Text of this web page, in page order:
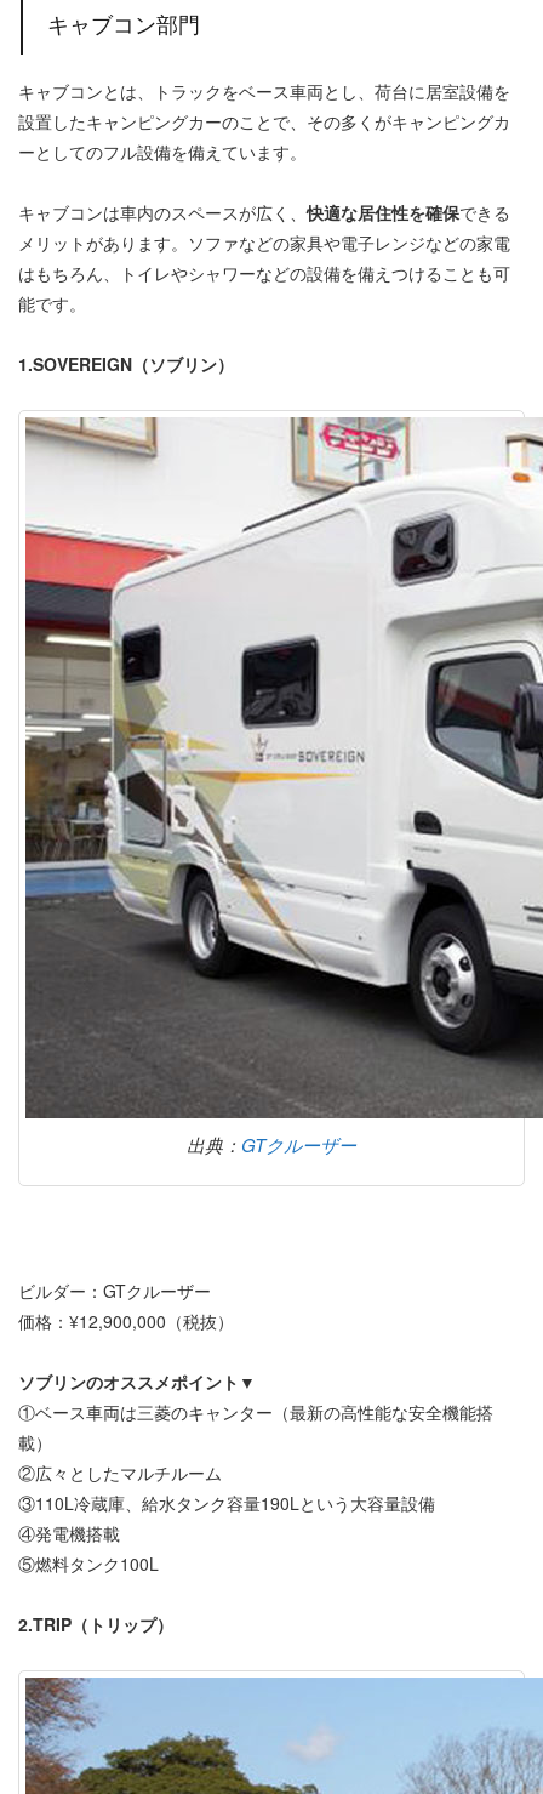
キャブコン部門
キャブコンとは、トラックをベース車両とし、荷台に居室設備を
設置したキャンピングカーのことで、その多くがキャンピングカ
ーとしてのフル設備を備えています。
キャブコンは車内のスペースが広く、快適な居住性を確保できる
メリットがあります。ソファなどの家具や電子レンジなどの家電
はもちろん、トイレやシャワーなどの設備を備えつけることも可
能です。
1.SOVEREIGN（ソブリン）
出典： GTクルーザー
ビルダー：GTクルーザー
価格：¥12,900,000（税抜）
ソブリンのオススメポイント▼
①ベース車両は三菱のキャンター（最新の高性能な安全機能搭
載）
②広々としたマルチルーム
③110L冷蔵庫、給水タンク容量190Lという大容量設備
④発電機搭載
⑤燃料タンク100L
2.TRIP（トリップ）